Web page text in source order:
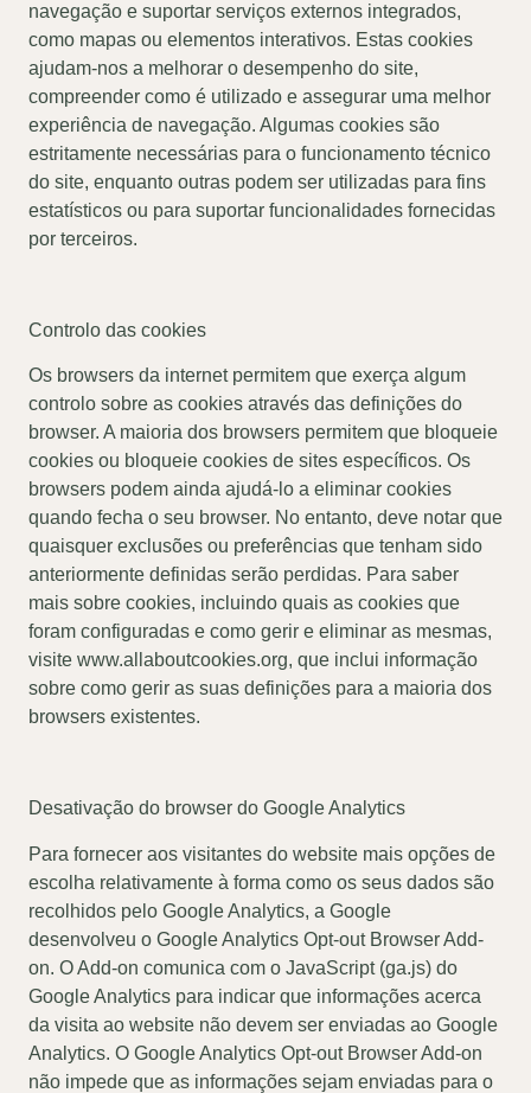
navegação e suportar serviços externos integrados,
como mapas ou elementos interativos. Estas cookies
ajudam-nos a melhorar o desempenho do site,
compreender como é utilizado e assegurar uma melhor
experiência de navegação. Algumas cookies são
estritamente necessárias para o funcionamento técnico
do site, enquanto outras podem ser utilizadas para fins
estatísticos ou para suportar funcionalidades fornecidas
por terceiros.
Controlo das cookies
Os browsers da internet permitem que exerça algum
controlo sobre as cookies através das definições do
browser. A maioria dos browsers permitem que bloqueie
cookies ou bloqueie cookies de sites específicos. Os
browsers podem ainda ajudá-lo a eliminar cookies
quando fecha o seu browser. No entanto, deve notar que
quaisquer exclusões ou preferências que tenham sido
anteriormente definidas serão perdidas. Para saber
mais sobre cookies, incluindo quais as cookies que
foram configuradas e como gerir e eliminar as mesmas,
visite www.allaboutcookies.org, que inclui informação
sobre como gerir as suas definições para a maioria dos
browsers existentes.
Desativação do browser do Google Analytics
Para fornecer aos visitantes do website mais opções de
escolha relativamente à forma como os seus dados são
recolhidos pelo Google Analytics, a Google
desenvolveu o Google Analytics Opt-out Browser Add-
on. O Add-on comunica com o JavaScript (ga.js) do
Google Analytics para indicar que informações acerca
da visita ao website não devem ser enviadas ao Google
Analytics. O Google Analytics Opt-out Browser Add-on
não impede que as informações sejam enviadas para o